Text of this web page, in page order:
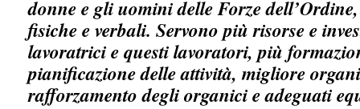
donne e gli uomini delle Forze
fisiche e verbali. Servono più risorse e
lavoratrici e questi lavoratori, più
pianificazione delle attività, migliore
rafforzamento degli organici e adeguati